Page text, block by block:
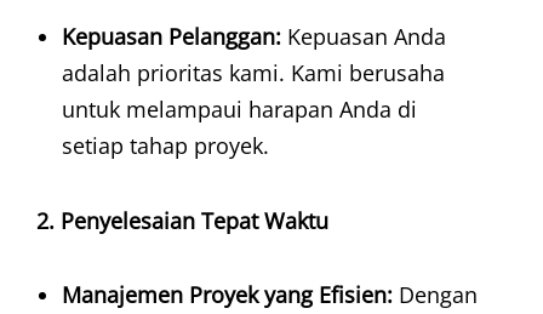
Kepuasan Pelanggan: Kepuasan Anda
adalah prioritas kami. Kami berusaha
untuk melampaui harapan Anda di
setiap tahap proyek.
2. Penyelesaian Tepat Waktu
Manajemen Proyek yang Efisien: Dengan